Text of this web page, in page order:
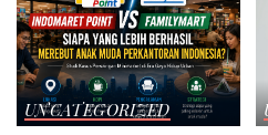
UNCATEGORIZED